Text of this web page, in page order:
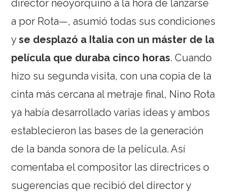
director neoyorquino a la hora de lanzarse
a por Rota—, asumió todas sus condiciones
yse desplazó a Italia con un máster de la
película que duraba cinco horas. Cuando
hizo su segunda visita, con una copia de la
cinta más cercana al metraje final, Nino Rota
ya había desarrollado varias ideas y ambos
establecieron las bases de la generación
de la banda sonora de la película. Así
comentaba el compositor las directrices o
sugerencias que recibió del director y